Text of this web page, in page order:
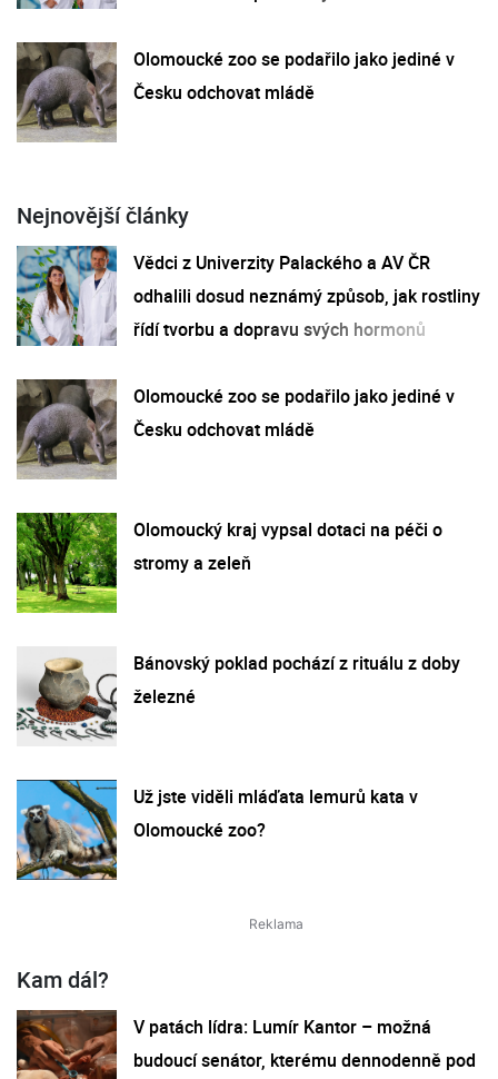
Olomoucké zoo se podařilo jako jediné v
Česku odchovat mládě
Nejnovější články
Vědci z Univerzity Palackého a AV ČR
odhalili dosud neznámý způsob, jak rostliny
řídí tvorbu a dopravu svých hormonů
Olomoucké zoo se podařilo jako jediné v
Česku odchovat mládě
Olomoucký kraj vypsal dotaci na péči o
stromy a zeleň
Bánovský poklad pochází z rituálu z doby
železné
Už jste viděli mláďata lemurů kata v
Olomoucké zoo?
Kam dál?
V patách lídra: Lumír Kantor – možná
budoucí senátor, kterému dennodenně pod